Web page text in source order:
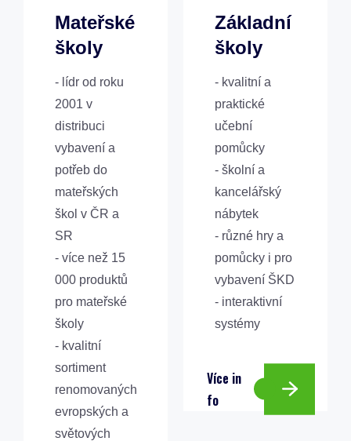
Mateřské
školy
- lídr od roku
2001 v
distribuci
vybavení a
potřeb do
mateřských
škol v ČR a
SR
- více než 15
000 produktů
pro mateřské
školy
- kvalitní
sortiment
renomovaných
evropských a
světových
Základní
školy
- kvalitní a
praktické
učební
pomůcky
- školní a
kancelářský
nábytek
- různé hry a
pomůcky i pro
vybavení ŠKD
- interaktivní
systémy
Více in
fo